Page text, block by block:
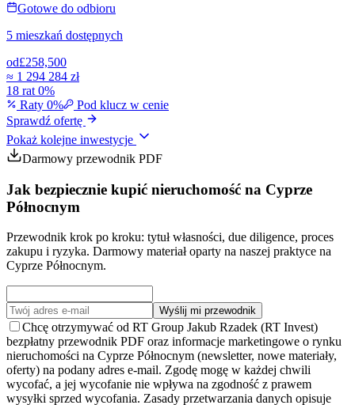
Gotowe do odbioru
5 mieszkań dostępnych
od£258,500
≈ 1 294 284 zł
18 rat 0%
Raty 0%
Pod klucz w cenie
Sprawdź ofertę
Pokaż kolejne inwestycje
Darmowy przewodnik PDF
Jak bezpiecznie kupić nieruchomość na Cyprze
Północnym
Przewodnik krok po kroku: tytuł własności, due diligence, proces
zakupu i ryzyka. Darmowy materiał oparty na naszej praktyce na
Cyprze Północnym.
Wyślij mi przewodnik
Chcę otrzymywać od RT Group Jakub Rzadek (RT Invest)
bezpłatny przewodnik PDF oraz informacje marketingowe o rynku
nieruchomości na Cyprze Północnym (newsletter, nowe materiały,
oferty) na podany adres e-mail. Zgodę mogę w każdej chwili
wycofać, a jej wycofanie nie wpływa na zgodność z prawem
wysyłki sprzed wycofania. Zasady przetwarzania danych opisuje